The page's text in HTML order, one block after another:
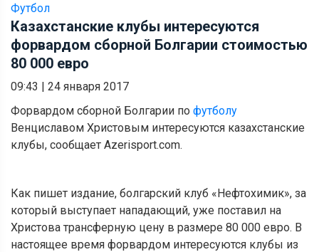
Футбол
Казахстанские клубы интересуются
форвардом сборной Болгарии стоимостью
80 000 евро
09:43 | 24 января 2017
Форвардом сборной Болгарии по футболу
Венциславом Христовым интересуются казахстанские
клубы, сообщает Azerisport.com.
Как пишет издание, болгарский клуб «Нефтохимик», за
который выступает нападающий, уже поставил на
Христова трансферную цену в размере 80 000 евро. В
настоящее время форвардом интересуются клубы из